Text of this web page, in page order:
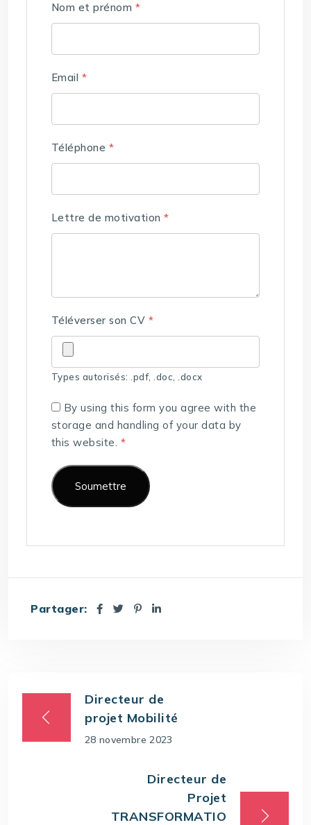
Nom et prénom *
Email *
Téléphone *
Lettre de motivation*
Téléverser son CV *
Types autorisés: .pdf, .doc, .docx
By using this form you agree with the
storage and handling of your data by
this website. *
Partager:
Directeur de
projet Mobilité
28 novembre 2023
Directeur de
Projet
TRANSFORMATIO